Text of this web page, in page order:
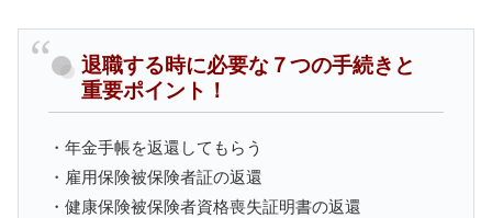
退職する時に必要な７つの手続きと
重要ポイント！
・年金手帳を返還してもらう
・雇用保険被保険者証の返還
・健康保険被保険者資格喪失証明書の返還